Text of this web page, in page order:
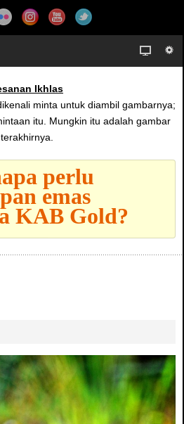
Ikhlas
minta untuk diambil gambarnya;
itu. Mungkin itu adalah gambar
terakhirnya.
perlu
emas
KAB Gold?